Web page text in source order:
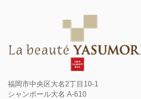
福岡市中央区大名2丁目10-1
シャンポール大名 A-610